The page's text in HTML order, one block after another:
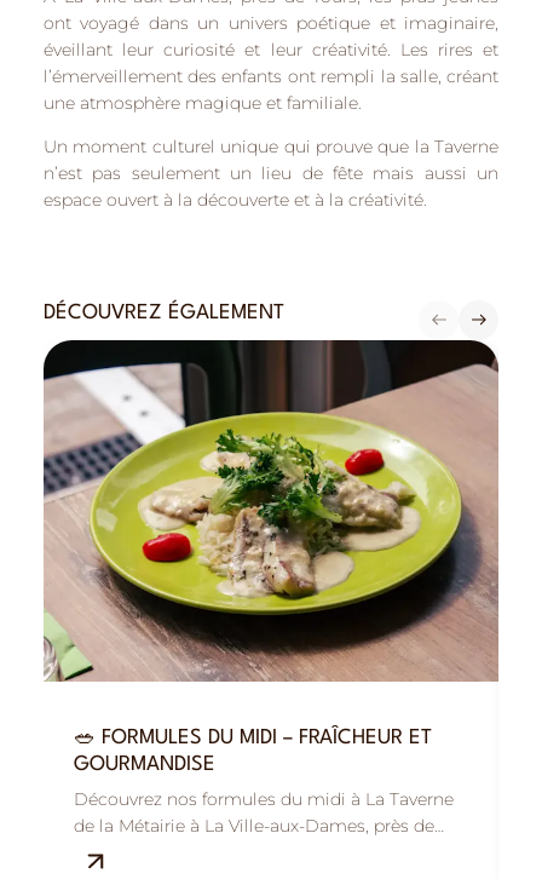
ont voyagé dans un univers poétique et imaginaire,
éveillant leur curiosité et leur créativité. Les rires et
l’émerveillement des enfants ont rempli la salle, créant
une atmosphère magique et familiale.
Un moment culturel unique qui prouve que la Taverne
n’est pas seulement un lieu de fête mais aussi un
espace ouvert à la découverte et à la créativité.
DÉCOUVREZ ÉGALEMENT
🥗 FORMULES DU MIDI – FRAÎCHEUR ET
GOURMANDISE
Découvrez nos formules du midi à La Taverne
de la Métairie à La Ville-aux-Dames, près de
Tours : savoureuses, fraîches et équilibrées.